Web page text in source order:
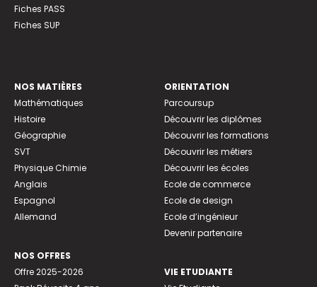
Fiches PASS
Fiches SUP
NOS MATIÈRES
Mathématiques
Histoire
Géographie
SVT
Physique Chimie
Anglais
Espagnol
Allemand
NOS OFFRES
Offre 2025-2026
ORIENTATION
Parcoursup
Découvrir les diplômes
Découvrir les formations
Découvrir les métiers
Découvrir les écoles
Ecole de commerce
Ecole de design
Ecole d’ingénieur
Devenir partenaire
VIE ETUDIANTE